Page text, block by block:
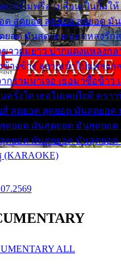
ว่าไม่พรื่อ เปลี่ยนเป็นยิ้มให้
ด สุดยอด สุดยอด สุดยอด มั
ยอด มันสุดยอด แอบหลงรัก
ขาวผมยาว ปากแดงแหลงกล
ข้างข้าง อยากเข้าไปแหลงก
กรามมาเจอ เธอมาซื้อข้าว
นครั้งใด เธอไม่เคยไยดี ครา
ส์ สุดยอด สุดยอด มันสุดยอด
ดยอด มันสุดยอด มันสุดยอด
ดยอด มันสุดยอด มันสุดยอด
(KARAOKE)
ALL